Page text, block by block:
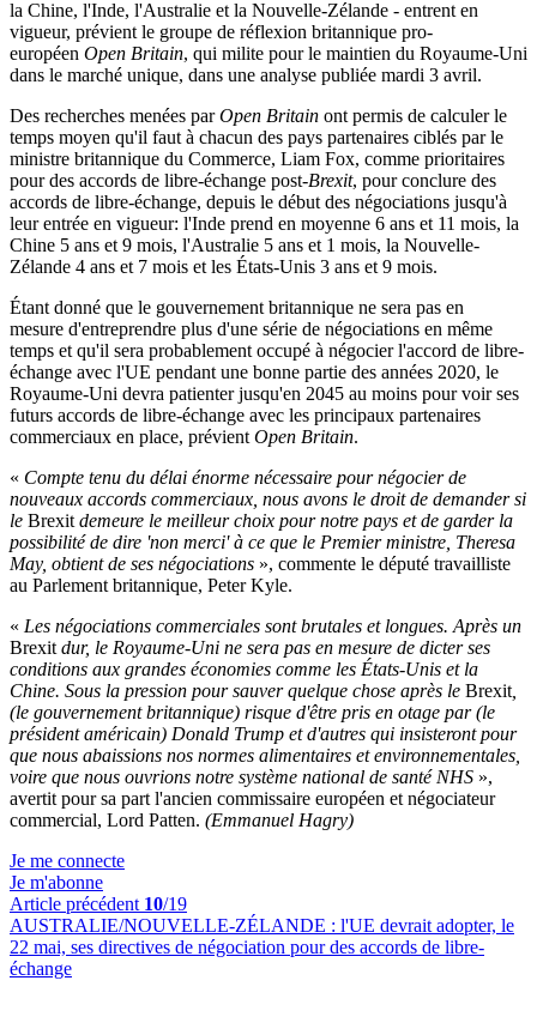
la Chine, l'Inde, l'Australie et la Nouvelle-Zélande - entrent en
vigueur, prévient le groupe de réflexion britannique pro-
européen Open Britain, qui milite pour le maintien du Royaume-Uni
dans le marché unique, dans une analyse publiée mardi 3 avril.
Des recherches menées parOpen Britain ont permis de calculer le
temps moyen qu'il faut à chacun des pays partenaires ciblés par le
ministre britannique du Commerce, Liam Fox, comme prioritaires
pour des accords de libre-échange post-Brexit, pour conclure des
accords de libre-échange, depuis le début des négociations jusqu'à
leur entrée en vigueur: l'Inde prend en moyenne 6 ans et 11 mois, la
Chine 5 ans et 9 mois, l'Australie 5 ans et 1 mois, la Nouvelle-
Zélande 4 ans et 7 mois et les États-Unis 3 ans et 9 mois.
Étant donné que le gouvernement britannique ne sera pas en
mesure d'entreprendre plus d'une série de négociations en même
temps et qu'il sera probablement occupé à négocier l'accord de libre-
échange avec l'UE pendant une bonne partie des années 2020, le
Royaume-Uni devra patienter jusqu'en 2045 au moins pour voir ses
futurs accords de libre-échange avec les principaux partenaires
commerciaux en place, prévient Open Britain.
« Compte tenu du délai énorme nécessaire pour négocier de
nouveaux accords commerciaux, nous avons le droit de demander si
le Brexit demeure le meilleur choix pour notre pays et de garder la
possibilité de dire 'non merci' à ce que le Premier ministre, Theresa
May, obtient de ses négociations », commente le député travailliste
au Parlement britannique, Peter Kyle.
« Les négociations commerciales sont brutales et longues. Après un
Brexit dur, le Royaume-Uni ne sera pas en mesure de dicter ses
conditions aux grandes économies comme les États-Unis et la
Chine. Sous la pression pour sauver quelque chose après le Brexit
(le gouvernement britannique) risque d'être pris en otage par (le
président américain) Donald Trump et d'autres qui insisteront pour
que nous abaissions nos normes alimentaires et environnementales,
voire que nous ouvrions notre système national de santé NHS »,
avertit pour sa part l'ancien commissaire européen et négociateur
commercial, Lord Patten. (Emmanuel Hagry)
Je me connecte
Je m'abonne
Article précédent 10/19
AUSTRALIE/NOUVELLE-ZÉLANDE : l'UE devrait adopter, le
22 mai, ses directives de négociation pour des accords de libre-
échange